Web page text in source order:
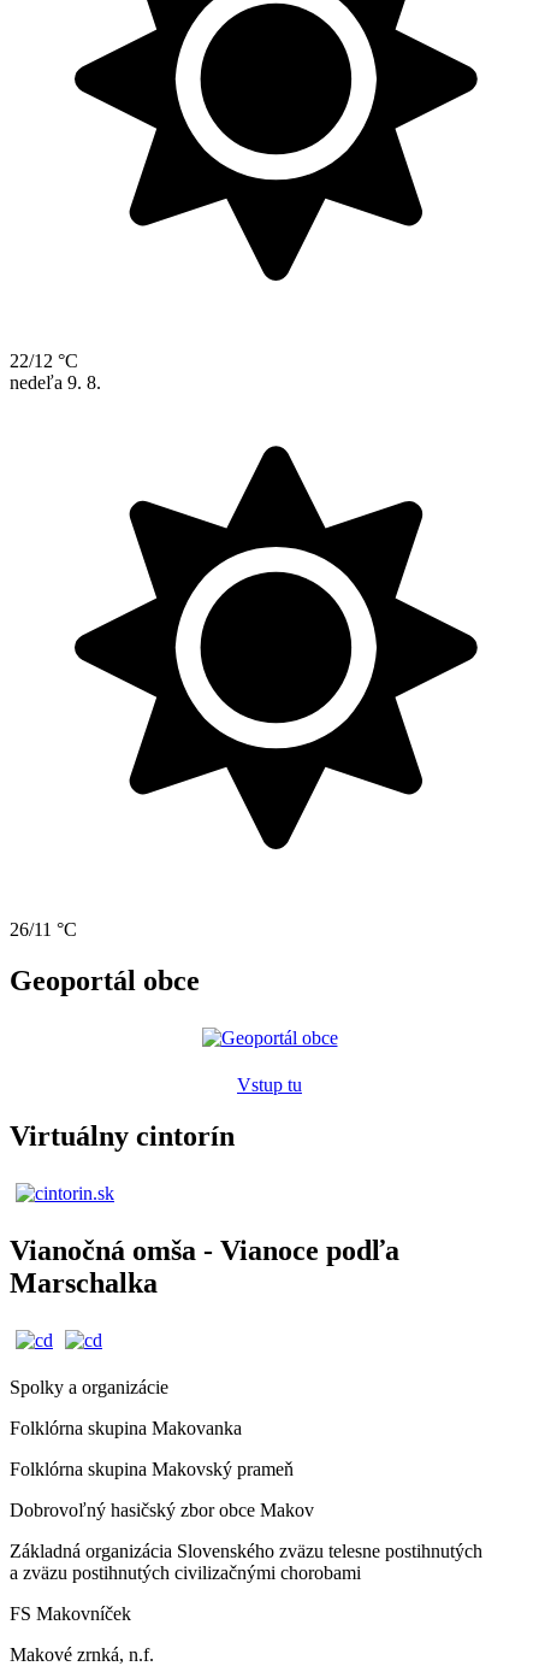
22/12 °C
nedeľa 9. 8.
26/11 °C
Geoportál obce
Vstup tu
Virtuálny cintorín
Vianočná omša - Vianoce podľa
Marschalka
Spolky a organizácie
Folklórna skupina Makovanka
Folklórna skupina Makovský prameň
Dobrovoľný hasičský zbor obce Makov
Základná organizácia Slovenského zväzu telesne postihnutých
a zväzu postihnutých civilizačnými chorobami
FS Makovníček
Makové zrnká, n.f.